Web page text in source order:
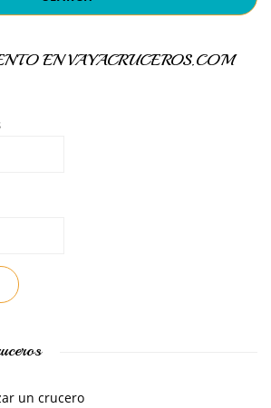
EN VAYACRUCEROS.COM
un crucero